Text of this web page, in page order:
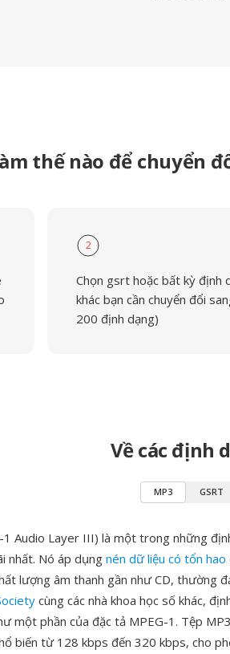
thế nào để chuyển
2
Chọn gsrt hoặc bất kỳ định
khác bạn cần chuyển đổi
200 định dạng)
Về các định
MP3 GSRT
1 Audio Layer III) là một trong những
nhất. Nó áp dụng nén dữ liệu có tổn hao
lượng âm thanh gần như CD, thường
cùng các nhà khoa học số khác,
một phần của đặc tả MPEG-1. Tệp
biến từ 128 kbps đến 320 kbps, cho